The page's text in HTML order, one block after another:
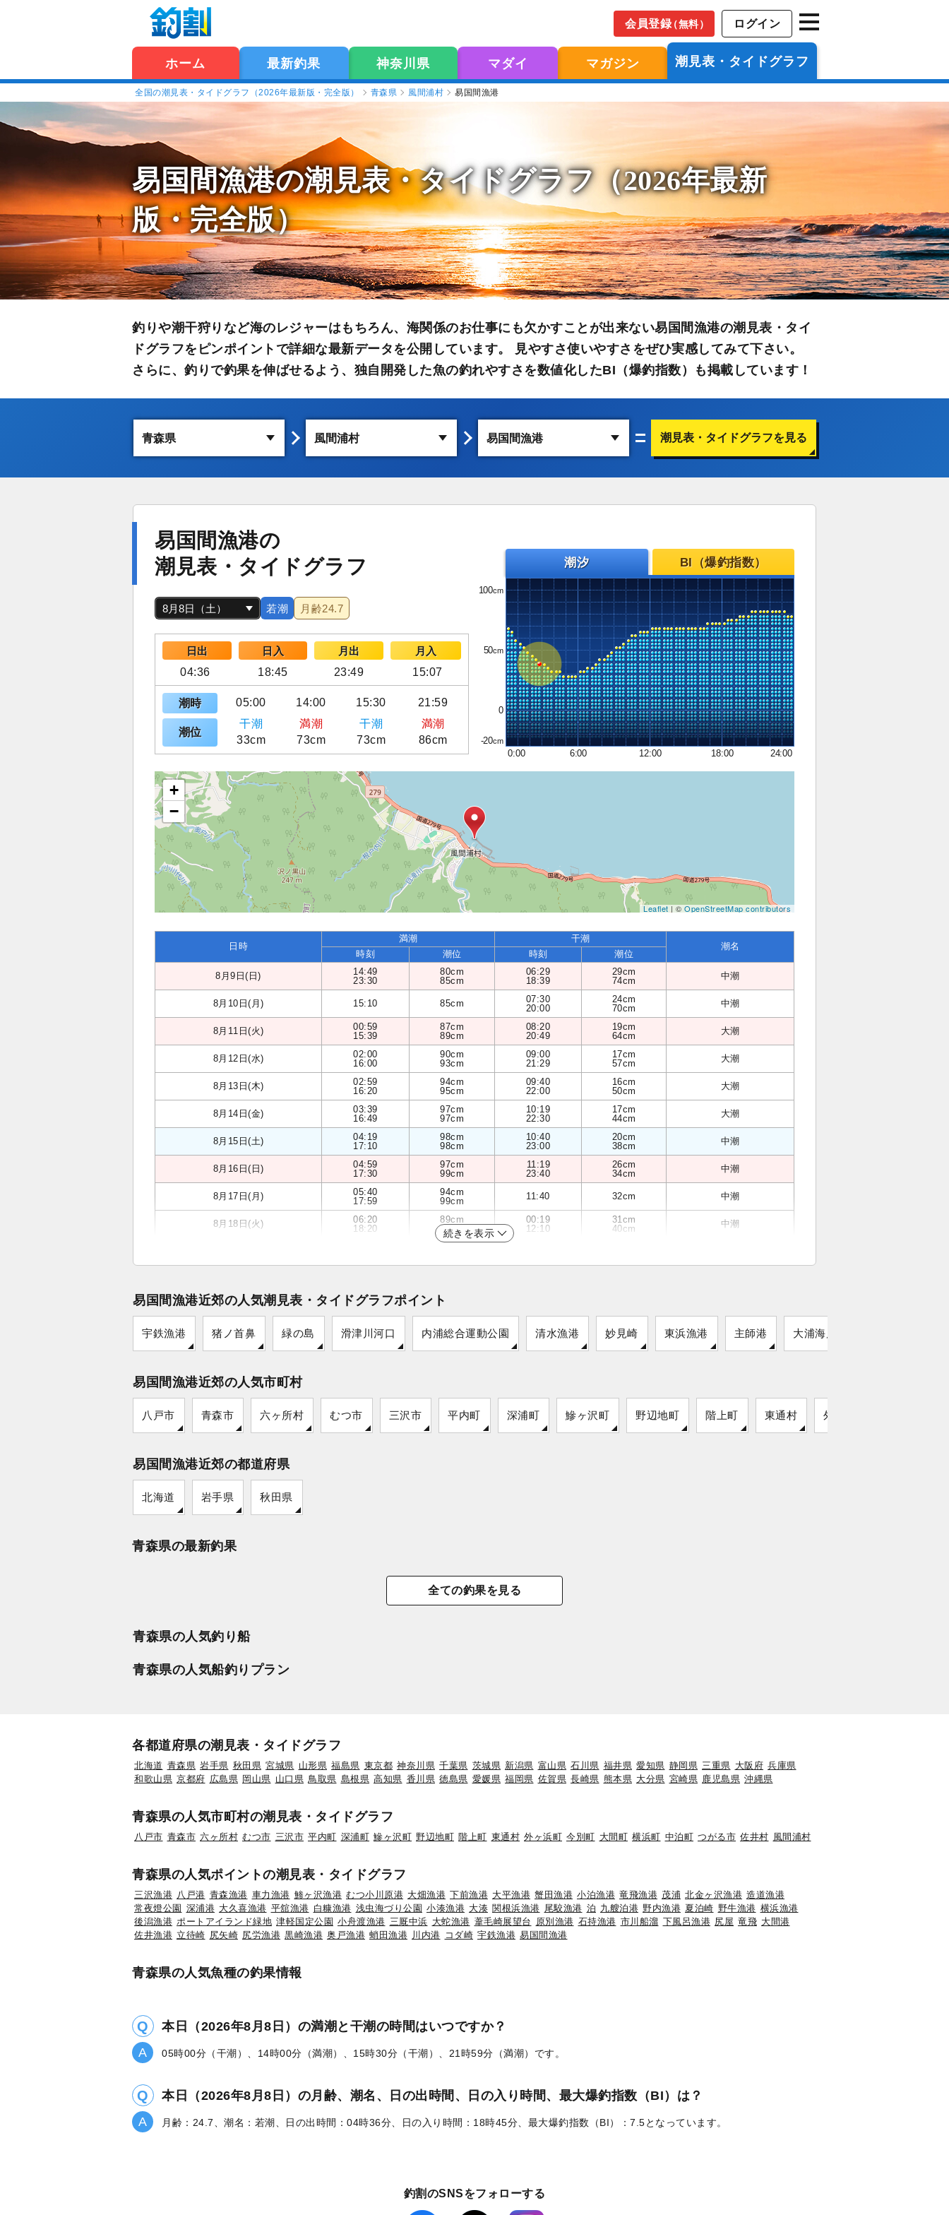
会員登録（無料） ログイン
ホーム 最新釣果 神奈川県 マダイ マガジン 潮見表・タイドグラフ
全国の潮見表・タイドグラフ（2026年最新版・完全版） 青森県 風間浦村 易国間漁港
易国間漁港の潮見表・タイドグラフ（2026年最新
版・完全版）
釣りや潮干狩りなど海のレジャーはもちろん、海関係のお仕事にも欠かすことが出来ない易国間漁港の潮見表・タイ
ドグラフをピンポイントで詳細な最新データを公開しています。 見やすさ使いやすさをぜひ実感してみて下さい。
さらに、釣りで釣果を伸ばせるよう、独自開発した魚の釣れやすさを数値化したBI（爆釣指数）も掲載しています！
潮見表・タイドグラフを見る
易国間漁港の
潮見表・タイドグラフ
若潮 月齢24.7
日出 日入 月出
月入
04:36
18:45 23:49 15:07
潮時 05:00 14:00 15:30 21:59
潮位
干潮 満潮 干潮
満潮
33cm
73cm 73cm 86cm
潮汐 BI（爆釣指数）
100
50
0
-20
0:00
6:00 12:00 18:00 24:00
+
−
Leaflet| ©OpenStreetMap contributors
日時
満潮 干潮
潮名
時刻 潮位 時刻 潮位
8月9日(日)
14:49
23:30
80cm
85cm
06:29
18:39
29cm
74cm
中潮
8月10日(月) 15:10 85cm
07:30
20:00
24cm
70cm
中潮
8月11日(火)
00:59
15:39
87cm
89cm
08:20
20:49
19cm
64cm
大潮
8月12日(水)
02:00
16:00
90cm
93cm
09:00
21:29
17cm
57cm
大潮
8月13日(木)
02:59
16:20
94cm
95cm
09:40
22:00
16cm
50cm
大潮
8月14日(金)
03:39
16:49
97cm
97cm
10:19
22:30
17cm
44cm
大潮
8月15日(土)
04:19
17:10
98cm
98cm
10:40
23:00
20cm
38cm
中潮
8月16日(日)
04:59
17:30
97cm
99cm
11:19
23:40
26cm
34cm
中潮
8月17日(月)
05:40
17:59
94cm
99cm
11:40 32cm 中潮
8月18日(火)
06:20
18:20
89cm
98cm
00:19
12:10
31cm
40cm
中潮
続きを表示
易国間漁港近郊の人気潮見表・タイドグラフポイント
宇鉄漁港 猪ノ首鼻 緑の島 滑津川河口 内浦総合運動公園 清水漁港 妙見崎 東浜漁港 主師港 大浦海岸
易国間漁港近郊の人気市町村
八戸市 青森市 六ヶ所村 むつ市 三沢市 平内町 深浦町 鰺ヶ沢町 野辺地町 階上町 東通村 外ヶ浜町
易国間漁港近郊の都道府県
北海道 岩手県 秋田県
青森県の最新釣果
全ての釣果を見る
青森県の人気釣り船
青森県の人気船釣りプラン
各都道府県の潮見表・タイドグラフ
北海道 青森県 岩手県 秋田県 宮城県 山形県 福島県 東京都 神奈川県 千葉県 茨城県 新潟県 富山県 石川県 福井県 愛知県 静岡県 三重県 大阪府 兵庫県
和歌山県 京都府 広島県 岡山県 山口県 鳥取県 島根県 高知県 香川県 徳島県 愛媛県 福岡県 佐賀県 長崎県 熊本県 大分県 宮崎県 鹿児島県 沖縄県
青森県の人気市町村の潮見表・タイドグラフ
八戸市 青森市 六ヶ所村 むつ市 三沢市 平内町 深浦町 鰺ヶ沢町 野辺地町 階上町 東通村 外ヶ浜町 今別町 大間町 横浜町 中泊町 つがる市 佐井村 風間浦村
青森県の人気ポイントの潮見表・タイドグラフ
三沢漁港 八戸港 青森漁港 車力漁港 鯵ヶ沢漁港 むつ小川原港 大畑漁港 下前漁港 大平漁港 蟹田漁港 小泊漁港 竜飛漁港 茂浦 北金ヶ沢漁港 造道漁港
常夜燈公園 深浦港 大久喜漁港 平舘漁港 白糠漁港 浅虫海づり公園 小湊漁港 大湊 関根浜漁港 尾駮漁港 泊 九艘泊港 野内漁港 夏泊崎 野牛漁港 横浜漁港
後潟漁港 ポートアイランド緑地 津軽国定公園 小舟渡漁港 三厩中浜 大蛇漁港 葦毛崎展望台 原別漁港 石持漁港 市川船溜 下風呂漁港 尻屋 竜飛 大間港
佐井漁港 立待崎 尻矢崎 尻労漁港 黒崎漁港 奥戸漁港 蛸田漁港 川内港 コダ崎 宇鉄漁港 易国間漁港
青森県の人気魚種の釣果情報
本日（2026年8月8日）の満潮と干潮の時間はいつですか？
05時00分（干潮）、14時00分（満潮）、15時30分（干潮）、21時59分（満潮）です。
本日（2026年8月8日）の月齢、潮名、日の出時間、日の入り時間、最大爆釣指数（BI）は？
月齢：24.7、潮名：若潮、日の出時間：04時36分、日の入り時間：18時45分、最大爆釣指数（BI）：7.5となっています。
釣割のSNSをフォローする